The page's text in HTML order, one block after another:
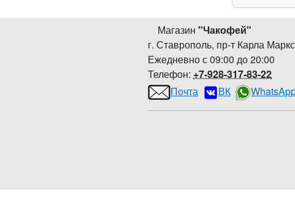
Магазин"Чакофей"
г. Ставрополь, пр-т Карла
Ежедневно с 09:00 до 20:00
Телефон: +7-928-317-83-22
Почта
ВК